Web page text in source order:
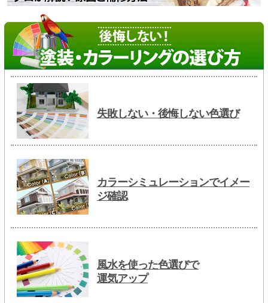
失敗しない・後悔しない色選び
カラーシミュレーションでイメー
ジ確認
風水を使った色選びで
運気アップ